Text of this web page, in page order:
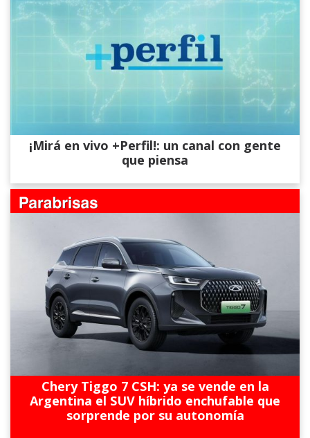
¡Mirá en vivo +Perfil!: un canal con gente
que piensa
Chery Tiggo 7 CSH: ya se vende en la
Argentina el SUV híbrido enchufable que
sorprende por su autonomía